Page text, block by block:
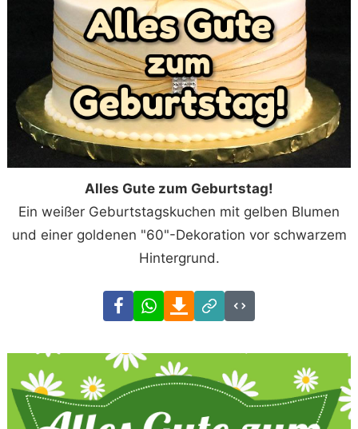
Alles Gute zum Geburtstag!
Ein weißer Geburtstagskuchen mit gelben Blumen
und einer goldenen "60"-Dekoration vor schwarzem
Hintergrund.
FacebookWhatsAppDownload
Link
Code